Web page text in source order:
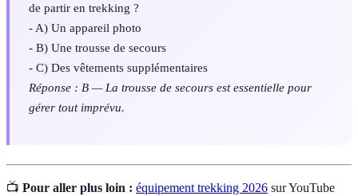
de partir en trekking ?
- A) Un appareil photo
- B) Une trousse de secours
- C) Des vêtements supplémentaires
Réponse : B — La trousse de secours est essentielle pour
gérer tout imprévu.
📺 Pour aller plus loin : équipement trekking 2026 sur YouTube